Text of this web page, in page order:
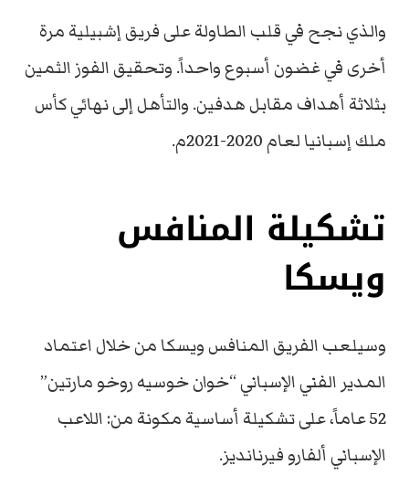
والذي نجح في قلب الطاولة على فريق إشبيلية مرة
أخرى في غضون أسبوع واحداً. وتحقيق الفوز الثمين
بثلاثة أهداف مقابل هدفين. والتأهل إلى نهائي كأس
ملك إسبانيا لعام 2020-2021م.
تشكيلة المنافس
ويسكا
وسيلعب الفريق المنافس ويسكا من خلال اعتماد
المدير الفني الإسباني “خوان خوسيه روخو مارتين”
52 عاماً، على تشكيلة أساسية مكونة من: اللاعب
الإسباني ألفارو فيرنانديز.